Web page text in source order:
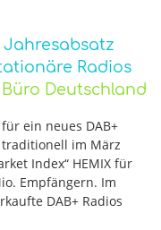
Jahresabsatz
Radios
Deutschland
ein neues DAB+
im März
Index“ HEMIX für
Empfängern. Im
DAB+ Radios